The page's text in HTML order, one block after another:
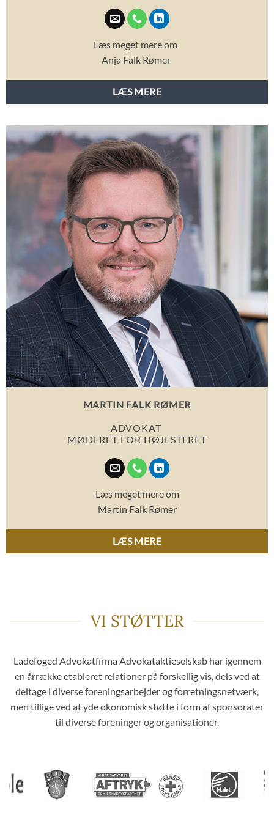
Læs meget mere om
Anja Falk Rømer
LÆS MERE
MARTIN FALK RØMER
ADVOKAT
MØDERET FOR HØJESTERET
Læs meget mere om
Martin Falk Rømer
LÆS MERE
VI STØTTER
Ladefoged Advokatfirma Advokataktieselskab har igennem
en årrække etableret relationer på forskellig vis, dels ved at
deltage i diverse foreningsarbejder og forretningsnetværk,
men tillige ved at yde økonomisk støtte i form af sponsorater
til diverse foreninger og organisationer.